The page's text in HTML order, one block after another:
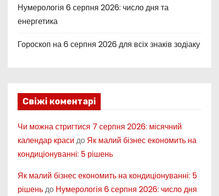
Нумерологія 6 серпня 2026: число дня та
енергетика
Гороскоп на 6 серпня 2026 для всіх знаків зодіаку
Свіжі коментарі
Чи можна стригтися 7 серпня 2026: місячний
календар краси до Як малий бізнес економить на
кондиціонуванні: 5 рішень
Як малий бізнес економить на кондиціонуванні: 5
рішеньдо Нумерологія 6 серпня 2026: число дня